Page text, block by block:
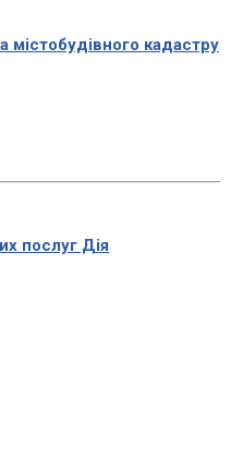
містобудівного кадастру
послуг Дія